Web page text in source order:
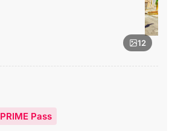
12
PRIME Pass